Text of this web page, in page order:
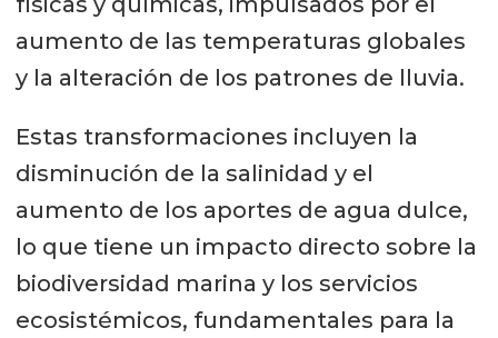
aumento de las temperaturas globales
y la alteración de los patrones de lluvia.
Estas transformaciones incluyen la
disminución de la salinidad y el
aumento de los aportes de agua dulce,
lo que tiene un impacto directo sobre la
biodiversidad marina y los servicios
ecosistémicos, fundamentales para la